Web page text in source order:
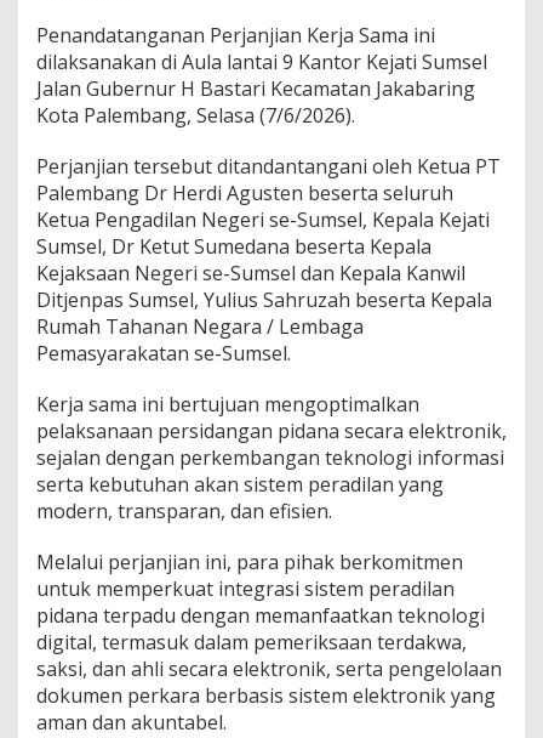
i
k
P
T
P
l
e
m
b
a
n
g
B
e
r
a
m
a
K
e
j
i
D
a
n
K
a
n
Penandatanganan Perjanjian Kerja Sama ini
dilaksanakan di Aula lantai 9 Kantor Kejati Sumsel
Jalan Gubernur H Bastari Kecamatan Jakabaring
Kota Palembang, Selasa (7/6/2026).
Perjanjian tersebut ditandantangani oleh Ketua PT
Palembang Dr Herdi Agusten beserta seluruh
Ketua Pengadilan Negeri se-Sumsel, Kepala Kejati
Sumsel, Dr Ketut Sumedana beserta Kepala
Kejaksaan Negeri se-Sumsel dan Kepala Kanwil
Ditjenpas Sumsel, Yulius Sahruzah beserta Kepala
Rumah Tahanan Negara / Lembaga
Pemasyarakatan se-Sumsel.
Kerja sama ini bertujuan mengoptimalkan
pelaksanaan persidangan pidana secara elektronik,
sejalan dengan perkembangan teknologi informasi
serta kebutuhan akan sistem peradilan yang
modern, transparan, dan efisien.
Melalui perjanjian ini, para pihak berkomitmen
untuk memperkuat integrasi sistem peradilan
pidana terpadu dengan memanfaatkan teknologi
digital, termasuk dalam pemeriksaan terdakwa,
saksi, dan ahli secara elektronik, serta pengelolaan
dokumen perkara berbasis sistem elektronik yang
aman dan akuntabel.